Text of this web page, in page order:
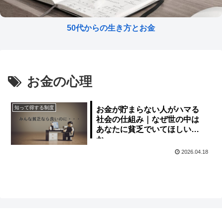
50代からの生き方とお金
お金の心理
知って得する制度
お金が貯まらない人がハマる
社会の仕組み｜なぜ世の中は
あなたに貧乏でいてほしいの
か
2026.04.18